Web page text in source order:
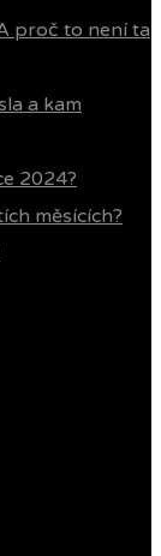
proč to není ta
a kam
2024?
měsících?